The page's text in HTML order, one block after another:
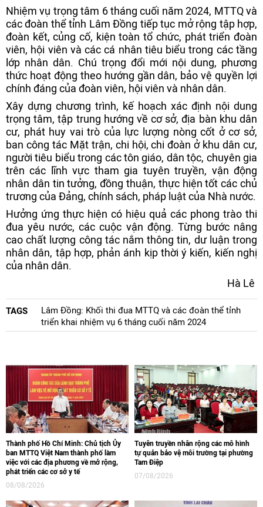
Nhiệm vụ trọng tâm 6 tháng cuối năm 2024, MTTQ và
các đoàn thể tỉnh Lâm Đồng tiếp tục mở rộng tập hợp,
đoàn kết, củng cố, kiện toàn tổ chức, phát triển đoàn
viên, hội viên và các cá nhân tiêu biểu trong các tầng
lớp nhân dân. Chú trọng đổi mới nội dung, phương
thức hoạt động theo hướng gần dân, bảo vệ quyền lợi
chính đáng của đoàn viên, hội viên và nhân dân.
Xây dựng chương trình, kế hoạch xác định nội dung
trọng tâm, tập trung hướng về cơ sở, địa bàn khu dân
cư, phát huy vai trò của lực lượng nòng cốt ở cơ sở,
ban công tác Mặt trận, chi hội, chi đoàn ở khu dân cư,
người tiêu biểu trong các tôn giáo, dân tộc, chuyên gia
trên các lĩnh vực tham gia tuyên truyền, vận động
nhân dân tin tưởng, đồng thuận, thực hiện tốt các chủ
trương của Đảng, chính sách, pháp luật của Nhà nước.
Hưởng ứng thực hiện có hiệu quả các phong trào thi
đua yêu nước, các cuộc vận động. Từng bước nâng
cao chất lượng công tác nắm thông tin, dư luận trong
nhân dân, tập hợp, phản ánh kịp thời ý kiến, kiến nghị
của nhân dân.
Hà Lê
TAGS
Lâm Đồng: Khối thi đua MTTQ và các đoàn thể tỉnh
triển khai nhiệm vụ 6 tháng cuối năm 2024
Thành phố Hồ Chí Minh: Chủ tịch Ủy
ban MTTQ Việt Nam thành phố làm
việc với các địa phương về mở rộng,
phát triển các cơ sở y tế
08/08/2026
Tuyên truyền nhân rộng các mô hình
tự quản bảo vệ môi trường tại phường
Tam Điệp
07/08/2026